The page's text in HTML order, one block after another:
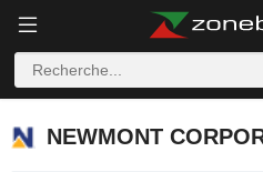
NEWMONT CORPORATION
NEWMONT